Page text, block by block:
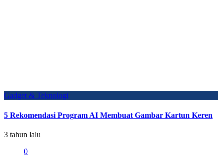
Gadget & Teknologi
5 Rekomendasi Program AI Membuat Gambar Kartun Keren
3 tahun lalu
0